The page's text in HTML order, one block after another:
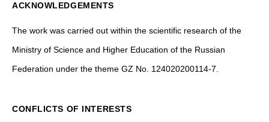
ACKNOWLEDGEMENTS
The work was carried out within the scientific research of the
Ministry of Science and Higher Education of the Russian
Federation under the theme GZ No. 124020200114-7.
CONFLICTS OF INTERESTS